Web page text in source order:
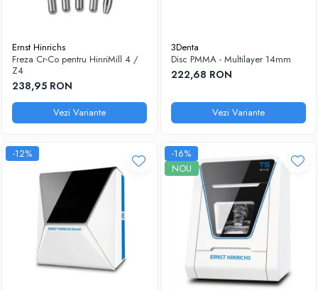
Ernst Hinrichs
Freza Cr-Co pentru HinriMill 4 /
Z4
238,95 RON
Vezi Variante
3Denta
Disc PMMA - Multilayer 14mm
222,68 RON
Vezi Variante
-12%
-16%
NOU